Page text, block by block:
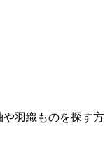
羽織ものを探す方